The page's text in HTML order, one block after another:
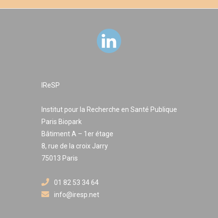
IReSP
Institut pour la Recherche en Santé Publique
Paris Biopark
Bâtiment A – 1er étage
8, rue de la croix Jarry
75013 Paris
01 82 53 34 64
info@iresp.net